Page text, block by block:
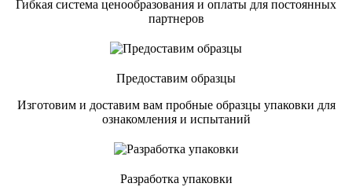
Гибкая система ценообразования и оплаты для постоянных
партнеров
Предоставим образцы
Изготовим и доставим вам пробные образцы упаковки для
ознакомления и испытаний
Разработка упаковки